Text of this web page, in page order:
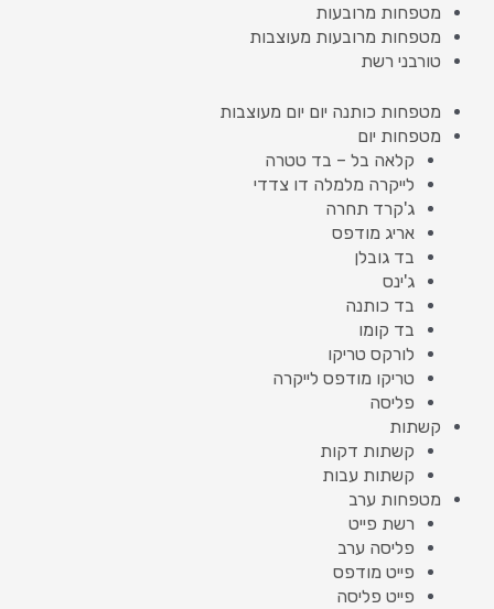
מטפחות מרובעות
מטפחות מרובעות מעוצבות
טורבני רשת
מטפחות כותנה יום יום מעוצבות
מטפחות יום
קלאה בל – בד טטרה
לייקרה מלמלה דו צדדי
ג'קרד תחרה
אריג מודפס
בד גובלן
ג'ינס
בד כותנה
בד קומו
לורקס טריקו
טריקו מודפס לייקרה
פליסה
קשתות
קשתות דקות
קשתות עבות
מטפחות ערב
רשת פייט
פליסה ערב
פייט מודפס
פייט פליסה